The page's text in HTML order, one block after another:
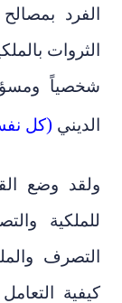
الفرد
الثروات
شخصياً
الديني )كل
ولقد وضع
للملكية
التصرف
كيفية